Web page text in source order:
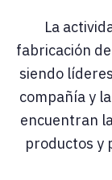
La
fabricación
siendo
compañía y
encuentran
productos y